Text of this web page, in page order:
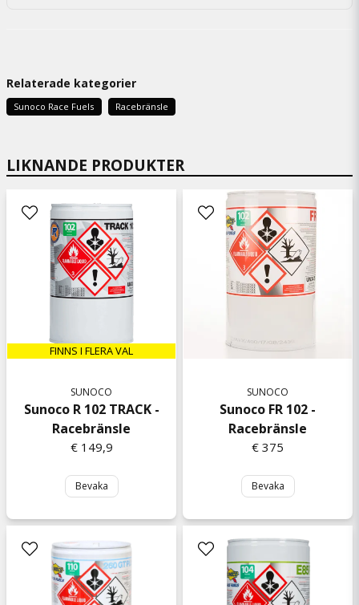
LIKNANDE PRODUKTER
FINNS I FLERA VAL
SUNOCO
Sunoco R 102 TRACK -
Racebränsle
€ 149,9
Bevaka
SUNOCO
Sunoco FR 102 -
Racebränsle
€ 375
Bevaka
Relaterade kategorier
Sunoco Race Fuels Racebränsle